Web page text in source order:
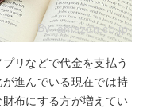
By:amazon.co.jp
リなどで代金を支払う
進んでいる現在では持
布にする方が増えてい